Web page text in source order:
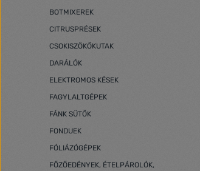
BOTMIXEREK
CITRUSPRÉSEK
CSOKISZÖKŐKUTAK
DARÁLÓK
ELEKTROMOS KÉSEK
FAGYLALTGÉPEK
FÁNK SÜTŐK
FONDUEK
FÓLIÁZÓGÉPEK
FŐZŐEDÉNYEK, ÉTELPÁROLÓK,